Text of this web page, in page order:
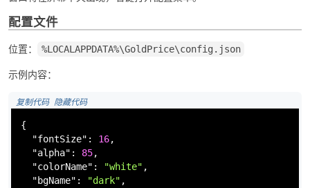
配置文件
位置： %LOCALAPPDATA%\GoldPrice\config.json
示例内容：
复制代码 隐藏代码
{
"fontSize" : 16,
"alpha" : 85,
"colorName" : "white" ,
"bgName" : "dark" ,